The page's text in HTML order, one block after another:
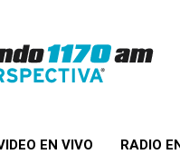
EN VIVO RADIO